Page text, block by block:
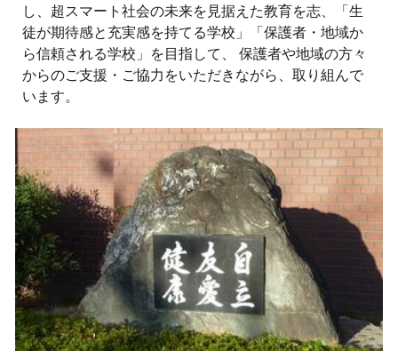
し、超スマート社会の未来を見据えた教育を志、「生
徒が期待感と充実感を持てる学校」「保護者・地域か
ら信頼される学校」を目指して、 保護者や地域の方々
からのご支援・ご協力をいただきながら、取り組んで
います。